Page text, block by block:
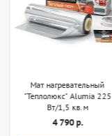
Мат нагревательный
"Теплолюкс" Alumia 225
Вт/1,5 кв.м
4 790 р.